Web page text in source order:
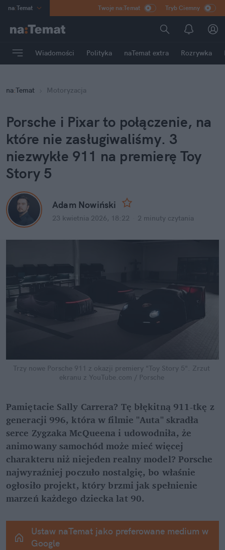
na:Temat
Poland
mama
Rozrywka
Twoje na:Temat Tryb Ciemny
Wiadomości Polityka naTemat extra Rozrywka
na:Temat Motoryzacja
Porsche i Pixar to połączenie, na
które nie zasługiwaliśmy. 3
niezwykłe 911 na premierę Toy
Story 5
Adam Nowiński
23 kwietnia 2026, 18:22 2 minuty czytania
Trzy nowe Porsche 911 z okazji premiery "Toy Story 5". Zrzut
ekranu z YouTube.com / Porsche
Pamiętacie Sally Carrera? Tę błękitną 911-tkę z
generacji 996, która w filmie "Auta" skradła
serce Zygzaka McQueena i udowodniła, że
animowany samochód może mieć więcej
charakteru niż niejeden realny model? Porsche
najwyraźniej poczuło nostalgię, bo właśnie
ogłosiło projekt, który brzmi jak spełnienie
marzeń każdego dziecka lat 90.
Ustaw naTemat jako preferowane medium w
Google